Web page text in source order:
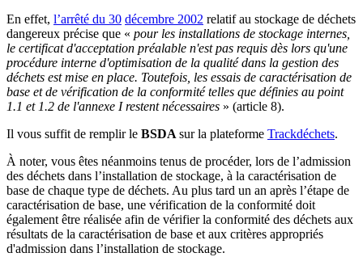
En effet, l’arrêté du 30 décembre 2002 relatif au stockage de déchets
dangereux précise que « pour les installations de stockage internes,
le certificat d'acceptation préalable n'est pas requis dès lors qu'une
procédure interne d'optimisation de la qualité dans la gestion des
déchets est mise en place. Toutefois, les essais de caractérisation de
base et de vérification de la conformité telles que définies au point
1.1 et 1.2 de l'annexe I restent nécessaires » (article 8).
Il vous suffit de remplir le BSDA sur la plateforme Trackdéchets.
À noter, vous êtes néanmoins tenus de procéder, lors de l’admission
des déchets dans l’installation de stockage, à la caractérisation de
base de chaque type de déchets. Au plus tard un an après l’étape de
caractérisation de base, une vérification de la conformité doit
également être réalisée afin de vérifier la conformité des déchets aux
résultats de la caractérisation de base et aux critères appropriés
d'admission dans l’installation de stockage.